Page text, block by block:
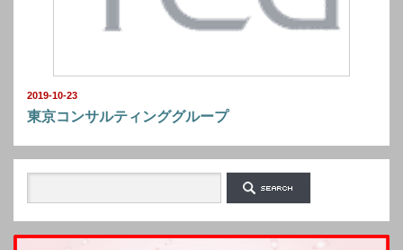
2019-10-23
東京コンサルティンググループ